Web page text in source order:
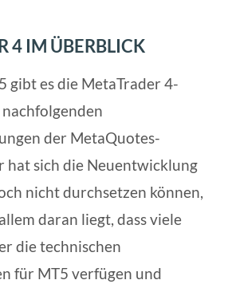
4 IM ÜBERBLICK
gibt es die MetaTrader 4-
der MetaQuotes-
hat sich die Neuentwicklung
nicht durchsetzen können,
daran liegt, dass viele
die technischen
für MT5 verfügen und